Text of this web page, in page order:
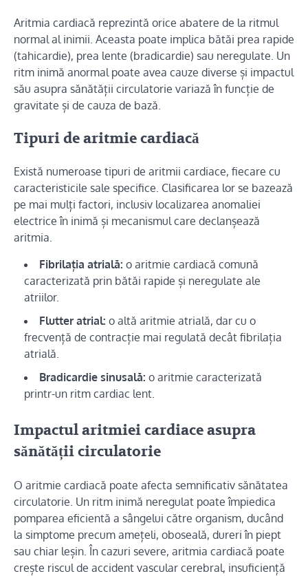
Aritmia cardiacă reprezintă orice abatere de la ritmul
normal al inimii. Aceasta poate implica bătăi prea rapide
(tahicardie), prea lente (bradicardie) sau neregulate. Un
ritm inimă anormal poate avea cauze diverse și impactul
său asupra sănătății circulatorie variază în funcție de
gravitate și de cauza de bază.
Tipuri de aritmie cardiacă
Există numeroase tipuri de aritmii cardiace, fiecare cu
caracteristicile sale specifice. Clasificarea lor se bazează
pe mai mulți factori, inclusiv localizarea anomaliei
electrice în inimă și mecanismul care declanșează
aritmia.
Fibrilația atrială: o aritmie cardiacă comună
caracterizată prin bătăi rapide și neregulate ale
atriilor.
Flutter atrial: o altă aritmie atrială, dar cu o
frecvență de contracție mai regulată decât fibrilația
atrială.
Bradicardie sinusală: o aritmie caracterizată
printr-un ritm cardiac lent.
Impactul aritmiei cardiace asupra
sănătății circulatorie
O aritmie cardiacă poate afecta semnificativ sănătatea
circulatorie. Un ritm inimă neregulat poate împiedica
pomparea eficientă a sângelui către organism, ducând
la simptome precum amețeli, oboseală, dureri în piept
sau chiar leșin. În cazuri severe, aritmia cardiacă poate
crește riscul de accident vascular cerebral, insuficiență